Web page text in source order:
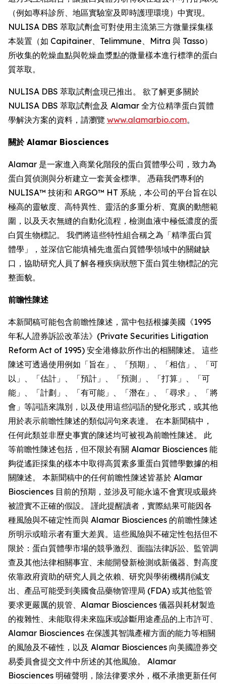
（例如專科診所、地區實驗室及即時護理環境）中實現。
NULISA DBS 萃取試劑盒可對使用主流第三方微量採集樣
本裝置（如 Capitainer、Telimmune、Mitra 與 Tasso）
所收集的乾燥血點與乾燥血漿點的微量樣本進行標準的蛋白
質萃取。
NULISA DBS 萃取試劑盒現已推出。 欲了解更多關於
NULISA DBS 萃取試劑盒及 Alamar 全方位精準蛋白質體
學解決方案的資料，請瀏覽 www.alamarbio.com。
關於 Alamar Biosciences
Alamar 是一家進入商業化階段的蛋白質體學公司，致力為
蛋白質偵測與分析建立一套黃金標準。 憑藉我們專利的
NULISA™ 技術和 ARGO™ HT 系統，本公司的平台旨在以
極高的靈敏度、高特異性、靈活的多重分析、寬廣的動態範
圍，以及天衣無縫的自動化流程，檢測血液中極低濃度的蛋
白質生物標記。 我們將這些特性組合稱之為「精準蛋白質
體學」，並深信它能填補先進蛋白質體學領域中的關鍵缺
口，協助研究人員了解各種疾病狀態下蛋白質生物標記的完
整面貌。
前瞻性陳述
本新聞稿可能包含前瞻性陳述，當中包括根據美國《1995
年私人證券訴訟改革法》(Private Securities Litigation
Reform Act of 1995) 安全港條款所作出的相關陳述。 這些
陳述可透過使用例如「旨在」、「預期」、「相信」、「可
以」、「估計」、「預計」、「預測」、「打算」、「可
能」、「計劃」、「有可能」、「潛在」、「尋求」、「將
會」等詞語來識別，以及使用這些詞語的變化形式，或其他
用於表示前瞻性陳述的類似詞句來表達。 在本新聞稿中，
任何此類並非歷史事實的陳述均可被視為前瞻性陳述。 此
等前瞻性陳述包括，但不限於有關 Alamar Biosciences 能
夠從遙距採集的樣本中取得高質素多重蛋白質體學數據的相
關陳述。 本新聞稿中的任何前瞻性陳述皆基於 Alamar
Biosciences 目前的預期，並涉及可能永遠不會實現或最終
被證實不正確的假設。 謹此提醒讀者，實際結果可能因各
種風險與不確定性而與 Alamar Biosciences 的前瞻性陳述
所明示或暗示者有重大差異。這些風險與不確定性包括但不
限於：蛋白質體學市場的競爭激烈、面臨法律訴訟、監管調
查及其他法律相關事宜、未能開發新檢測或新儀器、對高度
依靠政府資助的研究人員之依賴、研究與學術機構削減支
出、產品可能受到美國食品藥物管理局 (FDA) 或其他監管
要求更嚴厲的規管、Alamar Biosciences 儀器與耗材製造
的複雜性、未能取得未來臨床或診斷用途產品的上市許可、
Alamar Biosciences 在保護其智識產權方面的能力等相關
的風險及不確性，以及 Alamar Biosciences 向美國證券交
易委員會提交文件中所述的其他風險。 Alamar
Biosciences 明確聲明，除法律要求外，概不承擔更新任何